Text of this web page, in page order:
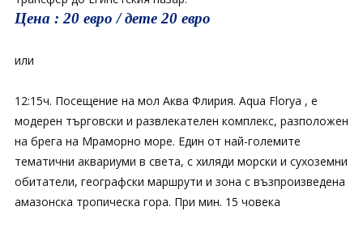
Цена : 20 евро / дете 20 евро
или
12:15ч. Посещение на мол Аква Флирия. Aqua Florya , е
модерен търговски и развлекателен комплекс, разположен
на брега на Мраморно море. Един от най-големите
тематични аквариуми в света, с хиляди морски и сухоземни
обитатели, географски маршрути и зона с възпроизведена
амазонска тропическа гора. При мин. 15 човека